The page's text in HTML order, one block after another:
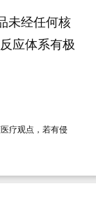
未经任何核
应体系有极
医疗观点，若有侵